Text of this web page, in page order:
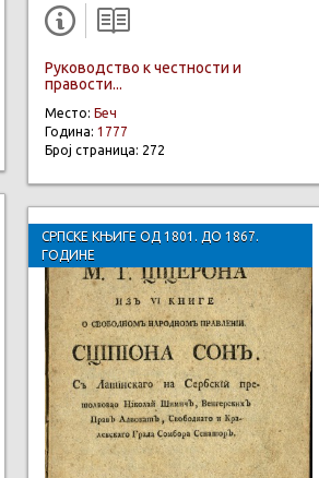
Руководство к честности и
правости...
Место: Беч
Година: 1777
Број страница: 272
СРПСКЕ КЊИГЕ ОД 1801. ДО 1867.
ГОДИНЕ